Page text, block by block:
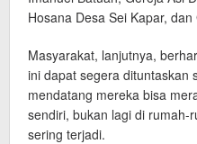
Hosana Desa Sei Kapar,
Masyarakat, lanjutnya,
ini dapat segera dituntaskan
mendatang mereka bisa
sendiri, bukan lagi di rumah-
sering terjadi.